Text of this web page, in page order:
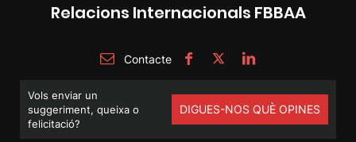
Relacions Internacionals FBBAA
Contacte
Vols enviar un
suggeriment, queixa o
felicitació?
DIGUES-NOS QUÈ OPINES